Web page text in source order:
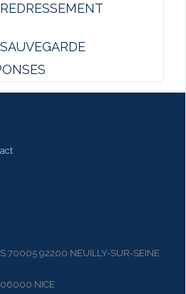
92200 NEUILLY-SUR-SEINE
NICE